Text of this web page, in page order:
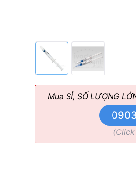
Mặt
Răng
Cho
Trám
Và
Mua SỈ, SỐ LƯỢNG